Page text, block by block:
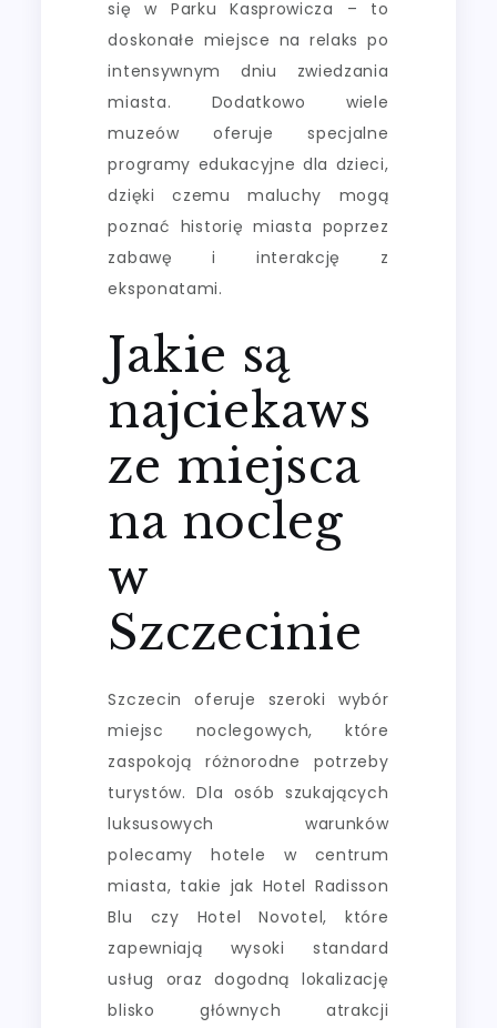
się w Parku Kasprowicza – to
doskonałe miejsce na relaks po
intensywnym dniu zwiedzania
miasta. Dodatkowo wiele
muzeów oferuje specjalne
programy edukacyjne dla dzieci,
dzięki czemu maluchy mogą
poznać historię miasta poprzez
zabawę i interakcję z
eksponatami.
Jakie są
najciekaws
ze miejsca
na nocleg
w
Szczecinie
Szczecin oferuje szeroki wybór
miejsc noclegowych, które
zaspokoją różnorodne potrzeby
turystów. Dla osób szukających
luksusowych warunków
polecamy hotele w centrum
miasta, takie jak Hotel Radisson
Blu czy Hotel Novotel, które
zapewniają wysoki standard
usług oraz dogodną lokalizację
blisko głównych atrakcji